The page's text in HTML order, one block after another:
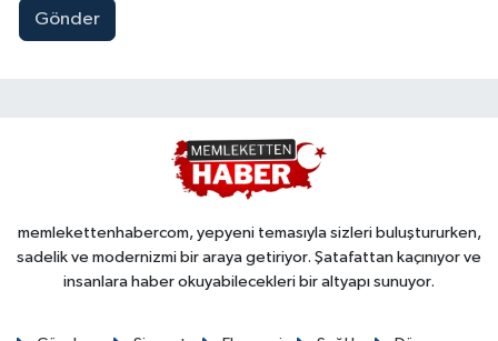
Gönder
memlekettenhabercom, yepyeni temasıyla sizleri buluştururken,
sadelik ve modernizmi bir araya getiriyor. Şatafattan kaçınıyor ve
insanlara haber okuyabilecekleri bir altyapı sunuyor.